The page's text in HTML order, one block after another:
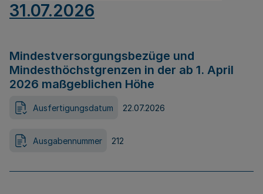
31.07.2026
Mindestversorgungsbezüge und
Mindesthöchstgrenzen in der ab 1. April
2026 maßgeblichen Höhe
Ausfertigungsdatum 22.07.2026
Ausgabennummer 212